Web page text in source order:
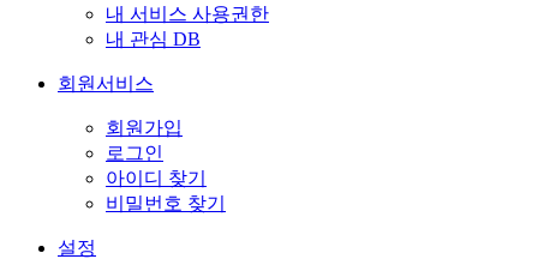
내 서비스 사용권한
내 관심 DB
회원서비스
회원가입
로그인
아이디 찾기
비밀번호 찾기
설정